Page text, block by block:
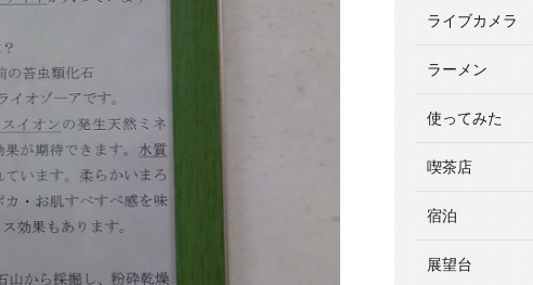
ライブカメラ
ラーメン
使ってみた
喫茶店
宿泊
展望台